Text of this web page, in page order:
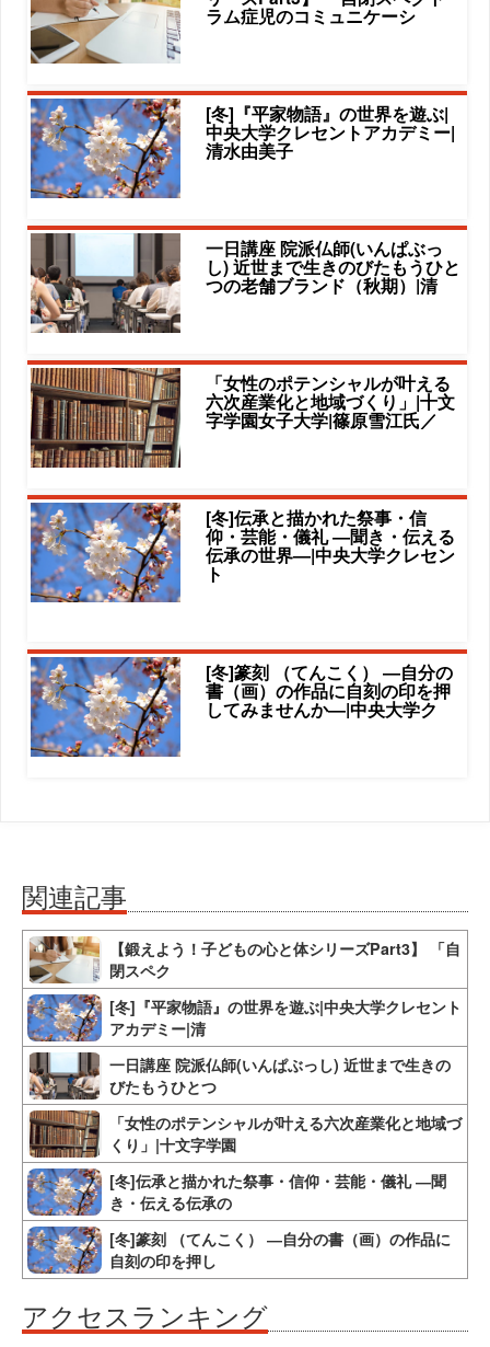
ラム症児のコミュニケーシ
[冬]『平家物語』の世界を遊ぶ|
中央大学クレセントアカデミー|
清水由美子
一日講座 院派仏師(いんぱぶっ
し) 近世まで生きのびたもうひと
つの老舗ブランド（秋期）|清
「女性のポテンシャルが叶える
六次産業化と地域づくり」|十文
字学園女子大学|篠原雪江氏／
[冬]伝承と描かれた祭事・信
仰・芸能・儀礼 ―聞き・伝える
伝承の世界―|中央大学クレセン
ト
[冬]篆刻 （てんこく） ―自分の
書（画）の作品に自刻の印を押
してみませんか―|中央大学ク
関連記事
【鍛えよう！子どもの心と体シリーズPart3】 「自
閉スペク
[冬]『平家物語』の世界を遊ぶ|中央大学クレセント
アカデミー|清
一日講座 院派仏師(いんぱぶっし) 近世まで生きの
びたもうひとつ
「女性のポテンシャルが叶える六次産業化と地域づ
くり」|十文字学園
[冬]伝承と描かれた祭事・信仰・芸能・儀礼 ―聞
き・伝える伝承の
[冬]篆刻 （てんこく） ―自分の書（画）の作品に
自刻の印を押し
アクセスランキング